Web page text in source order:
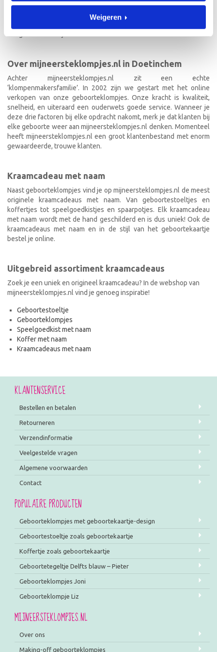
Weigeren
vinden en ontdekten onze leuke geboorteklompjes. Onze
geboorteklompjes bestel je gemakkelijk online. We beschilderen
Over mijneersteklompjes.nl in Doetinchem
Achter mijneersteklompjes.nl zit een echte
‘klompenmakersfamilie’. In 2002 zijn we gestart met het online
verkopen van onze geboorteklompjes. Onze kracht is kwaliteit,
snelheid, en uiteraard een ouderwets goede service. Wanneer je
deze drie factoren bij elke opdracht nakomt, merk je dat klanten bij
elke geboorte weer aan mijneersteklompjes.nl denken. Momenteel
heeft mijneersteklompjes.nl een groot klantenbestand met enorm
gewaardeerde, trouwe klanten.
Kraamcadeau met naam
Naast geboorteklompjes vind je op mijneersteklompjes.nl de meest
originele kraamcadeaus met naam. Van geboortestoeltjes en
koffertjes tot speelgoedkistjes en spaarpotjes. Elk kraamcadeau
met naam wordt met de hand geschilderd en is dus uniek! Ook de
kraamcadeaus met naam en in de stijl van het geboortekaartje
bestel je online.
Uitgebreid assortiment kraamcadeaus
Zoek je een uniek en origineel kraamcadeau? In de webshop van
mijneersteklompjes.nl vind je genoeg inspiratie!
Geboortestoeltje
Geboorteklompjes
Speelgoedkist met naam
Koffer met naam
Kraamcadeaus met naam
KLANTENSERVICE
Bestellen en betalen
Retourneren
Verzendinformatie
Veelgestelde vragen
Algemene voorwaarden
Contact
POPULAIRE PRODUCTEN
Geboorteklompjes met geboortekaartje-design
Geboortestoeltje zoals geboortekaartje
Koffertje zoals geboortekaartje
Geboortetegeltje Delfts blauw – Pieter
Geboorteklompjes Joni
Geboorteklompje Liz
MIJNEERSTEKLOMPJES.NL
Over ons
Making-off geboorteklompjes